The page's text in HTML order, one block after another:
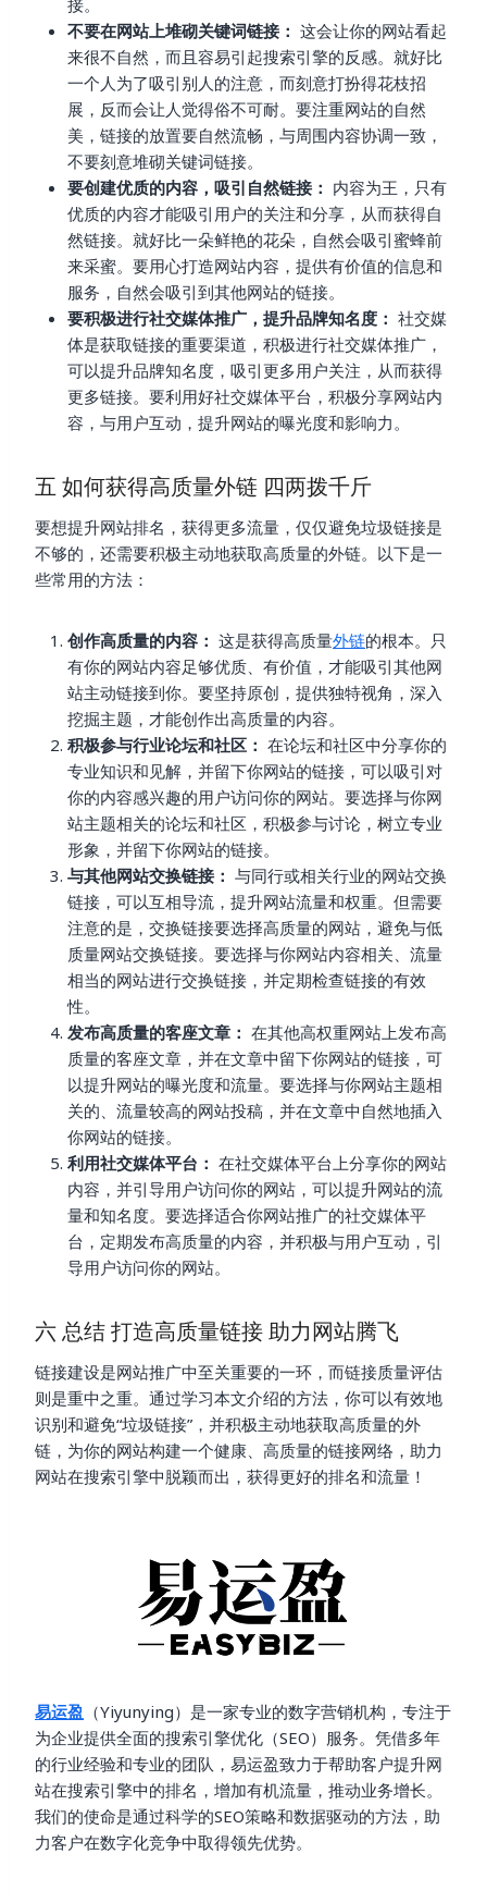
不要在网站上堆砌关键词链接： 这会让你的网站看起
来很不自然，而且容易引起搜索引擎的反感。就好比
一个人为了吸引别人的注意，而刻意打扮得花枝招
展，反而会让人觉得俗不可耐。要注重网站的自然
美，链接的放置要自然流畅，与周围内容协调一致，
不要刻意堆砌关键词链接。
要创建优质的内容，吸引自然链接： 内容为王，只有
优质的内容才能吸引用户的关注和分享，从而获得自
然链接。就好比一朵鲜艳的花朵，自然会吸引蜜蜂前
来采蜜。要用心打造网站内容，提供有价值的信息和
服务，自然会吸引到其他网站的链接。
要积极进行社交媒体推广，提升品牌知名度： 社交媒
体是获取链接的重要渠道，积极进行社交媒体推广，
可以提升品牌知名度，吸引更多用户关注，从而获得
更多链接。要利用好社交媒体平台，积极分享网站内
容，与用户互动，提升网站的曝光度和影响力。
五 如何获得高质量外链 四两拨千斤
要想提升网站排名，获得更多流量，仅仅避免垃圾链接是
不够的，还需要积极主动地获取高质量的外链。以下是一
些常用的方法：
创作高质量的内容： 这是获得高质量外链的根本。只
有你的网站内容足够优质、有价值，才能吸引其他网
站主动链接到你。要坚持原创，提供独特视角，深入
挖掘主题，才能创作出高质量的内容。
积极参与行业论坛和社区： 在论坛和社区中分享你的
专业知识和见解，并留下你网站的链接，可以吸引对
你的内容感兴趣的用户访问你的网站。要选择与你网
站主题相关的论坛和社区，积极参与讨论，树立专业
形象，并留下你网站的链接。
与其他网站交换链接： 与同行或相关行业的网站交换
链接，可以互相导流，提升网站流量和权重。但需要
注意的是，交换链接要选择高质量的网站，避免与低
质量网站交换链接。要选择与你网站内容相关、流量
相当的网站进行交换链接，并定期检查链接的有效
性。
发布高质量的客座文章： 在其他高权重网站上发布高
质量的客座文章，并在文章中留下你网站的链接，可
以提升网站的曝光度和流量。要选择与你网站主题相
关的、流量较高的网站投稿，并在文章中自然地插入
你网站的链接。
利用社交媒体平台： 在社交媒体平台上分享你的网站
内容，并引导用户访问你的网站，可以提升网站的流
量和知名度。要选择适合你网站推广的社交媒体平
台，定期发布高质量的内容，并积极与用户互动，引
导用户访问你的网站。
六 总结 打造高质量链接 助力网站腾飞
链接建设是网站推广中至关重要的一环，而链接质量评估
则是重中之重。通过学习本文介绍的方法，你可以有效地
识别和避免“垃圾链接”，并积极主动地获取高质量的外
链，为你的网站构建一个健康、高质量的链接网络，助力
网站在搜索引擎中脱颖而出，获得更好的排名和流量！
易运盈 （Yiyunying）是一家专业的数字营销机构，专注于
为企业提供全面的搜索引擎优化（SEO）服务。凭借多年
的行业经验和专业的团队，易运盈致力于帮助客户提升网
站在搜索引擎中的排名，增加有机流量，推动业务增长。
我们的使命是通过科学的SEO策略和数据驱动的方法，助
力客户在数字化竞争中取得领先优势。